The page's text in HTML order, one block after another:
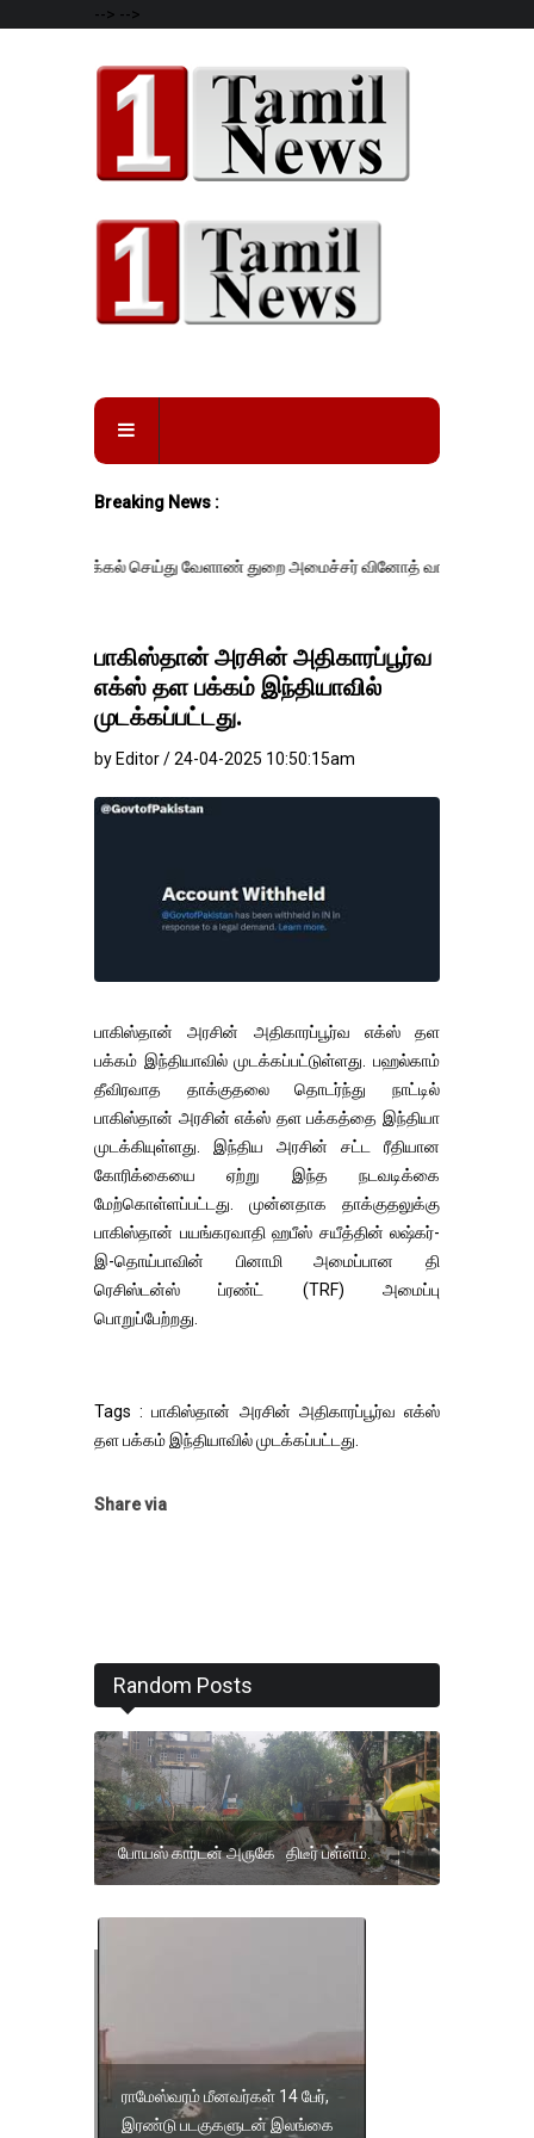
--> -->
Breaking News :
செய்து வேளாண் துறை அமைச்சர் வினோத் வாசித்து வருகிறார். �.
பாகிஸ்தான் அரசின் அதிகாரப்பூர்வ
எக்ஸ் தள பக்கம் இந்தியாவில்
முடக்கப்பட்டது.
by Editor / 24-04-2025 10:50:15am
பாகிஸ்தான் அரசின் அதிகாரப்பூர்வ எக்ஸ் தள
பக்கம் இந்தியாவில் முடக்கப்பட்டுள்ளது. பஹல்காம்
தீவிரவாத தாக்குதலை தொடர்ந்து நாட்டில்
பாகிஸ்தான் அரசின் எக்ஸ் தள பக்கத்தை இந்தியா
முடக்கியுள்ளது. இந்திய அரசின் சட்ட ரீதியான
கோரிக்கையை ஏற்று இந்த நடவடிக்கை
மேற்கொள்ளப்பட்டது. முன்னதாக தாக்குதலுக்கு
பாகிஸ்தான் பயங்கரவாதி ஹபீஸ் சயீத்தின் லஷ்கர்-
இ-தொய்பாவின் பினாமி அமைப்பான தி
ரெசிஸ்டன்ஸ் ப்ரண்ட் (TRF) அமைப்பு
பொறுப்பேற்றது.
Tags : பாகிஸ்தான் அரசின் அதிகாரப்பூர்வ எக்ஸ்
தள பக்கம் இந்தியாவில் முடக்கப்பட்டது.
Share via
Random Posts
போயஸ் கார்டன் அருகே திடீர் பள்ளம்.
இடி,
மின்னலுடன்
மழைக்கு
ராமேஸ்வரம் மீனவர்கள் 14 பேர்,
இரண்டு படகுகளுடன் இலங்கை